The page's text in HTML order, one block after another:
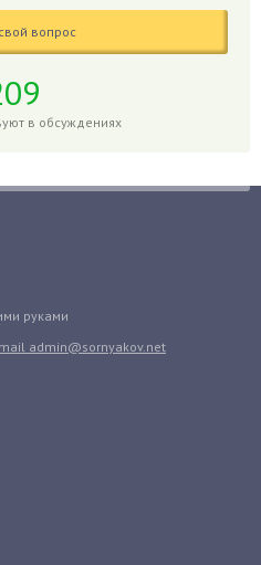
вопрос
в обсуждениях
руками
admin@sornyakov.net